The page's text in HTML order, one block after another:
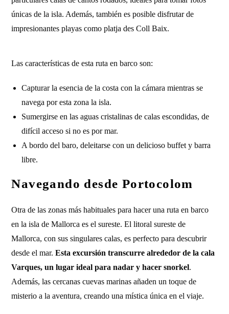
únicas de la isla. Además, también es posible disfrutar de
impresionantes playas como platja des Coll Baix.
Las características de esta ruta en barco son:
Capturar la esencia de la costa con la cámara mientras se
navega por esta zona la isla.
Sumergirse en las aguas cristalinas de calas escondidas, de
difícil acceso si no es por mar.
A bordo del baro, deleitarse con un delicioso buffet y barra
libre.
Navegando desde Portocolom
Otra de las zonas más habituales para hacer una ruta en barco
en la isla de Mallorca es el sureste. El litoral sureste de
Mallorca, con sus singulares calas, es perfecto para descubrir
desde el mar.Esta excursión transcurre alrededor de la cala
Varques, un lugar ideal para nadar y hacer snorkel.
Además, las cercanas cuevas marinas añaden un toque de
misterio a la aventura, creando una mística única en el viaje.